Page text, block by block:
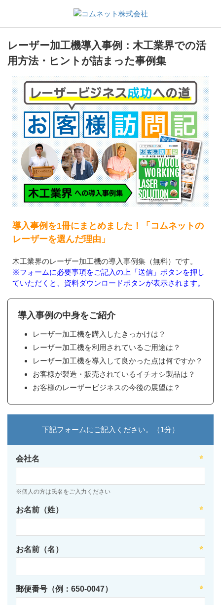
レーザー加工機導入事例：木工業界での活
用方法・ヒントが詰まった事例集
導入事例を1冊にまとめました！「コムネットの
レーザーを選んだ理由」
木工業界のレーザー加工機の導入事例集（無料）です。
※フォームに必要事項をご記入の上「送信」ボタンを押し
ていただくと、資料ダウンロードボタンが表示されます。
導入事例の中身をご紹介
レーザー加工機を購入したきっかけは？
レーザー加工機を利用されているご用途は？
レーザー加工機を導入して良かった点は何ですか？
お客様が製造・販売されているイチオシ製品は？
お客様のレーザービジネスの今後の展望は？
下記フォームにご記入ください。（1分）
会社名
※個人の方は氏名をご入力ください
お名前（姓）
お名前（名）
郵便番号（例：650-0047）